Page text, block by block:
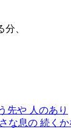
、
先や 人のあり
な息の 続くか